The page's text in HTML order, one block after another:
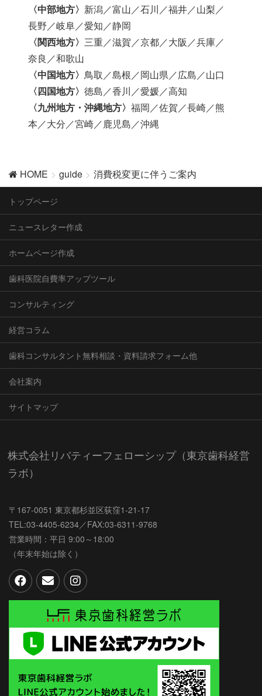
〈中部地方〉 新潟／富山／石川／福井／山梨／
長野／岐阜／愛知／静岡
〈関西地方〉三重／滋賀／京都／大阪／兵庫／
奈良／和歌山
〈中国地方〉鳥取／島根／岡山県／広島／山口
〈四国地方〉徳島／香川／愛媛／高知
〈九州地方・沖縄地方〉福岡／佐賀／長崎／熊
本／大分／宮崎／鹿児島／沖縄
HOME guide 消費税変更に伴うご案内
トップページ
ニュースレター作成
ホームページ作成
歯科医院自費率アップツール
コンサルティング
経営コラム
歯科コンサルタント無料相談・資料請求フォーム他
会社案内
サイトマップ
株式会社リバティーフェローシップ（東京歯科経営
ラボ）
〒167-0051 東京都杉並区荻窪1-21-17
TEL:03-4405-6234／FAX:03-6311-9768
営業時間：平日 9:00～18:00
（年末年始は除く）